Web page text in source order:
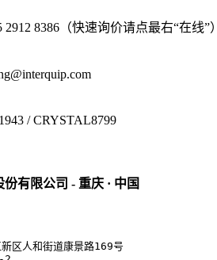
2912 8386（快速询价请点最右“在线”）
/ CRYSTAL8799
有限公司 - 重庆 · 中国
区人和街道康景路169号